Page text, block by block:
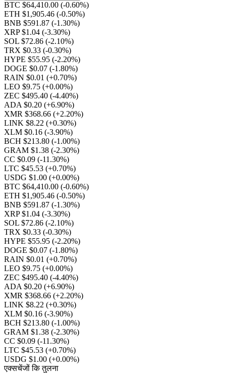
BTC $64,410.00 (-0.60%)
ETH $1,905.46 (-0.50%)
BNB $591.87 (-1.30%)
XRP $1.04 (-3.30%)
SOL $72.86 (-2.10%)
TRX $0.33 (-0.30%)
HYPE $55.95 (-2.20%)
DOGE $0.07 (-1.80%)
RAIN $0.01 (+0.70%)
LEO $9.75 (+0.00%)
ZEC $495.40 (-4.40%)
ADA $0.20 (+6.90%)
XMR $368.66 (+2.20%)
LINK $8.22 (+0.30%)
XLM $0.16 (-3.90%)
BCH $213.80 (-1.00%)
GRAM $1.38 (-2.30%)
CC $0.09 (-11.30%)
LTC $45.53 (+0.70%)
USDG $1.00 (+0.00%)
BTC $64,410.00 (-0.60%)
ETH $1,905.46 (-0.50%)
BNB $591.87 (-1.30%)
XRP $1.04 (-3.30%)
SOL $72.86 (-2.10%)
TRX $0.33 (-0.30%)
HYPE $55.95 (-2.20%)
DOGE $0.07 (-1.80%)
RAIN $0.01 (+0.70%)
LEO $9.75 (+0.00%)
ZEC $495.40 (-4.40%)
ADA $0.20 (+6.90%)
XMR $368.66 (+2.20%)
LINK $8.22 (+0.30%)
XLM $0.16 (-3.90%)
BCH $213.80 (-1.00%)
GRAM $1.38 (-2.30%)
CC $0.09 (-11.30%)
LTC $45.53 (+0.70%)
USDG $1.00 (+0.00%)
एक्सचेंजों कि तुलना